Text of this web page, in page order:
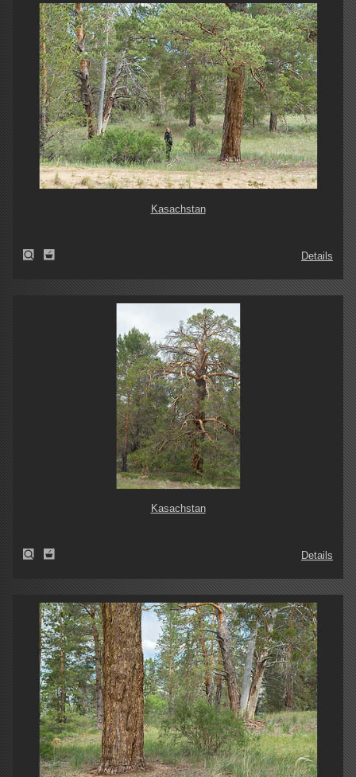
Kasachstan
Details
Kasachstan
Details